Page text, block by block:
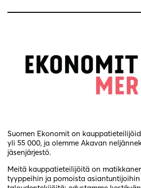
Suomen Ekonomit on
yli 55 000, ja olemme Akavan
jäsenjärjestö.
Meitä kauppatieteilijöitä on
tyyppeihin ja pomoista